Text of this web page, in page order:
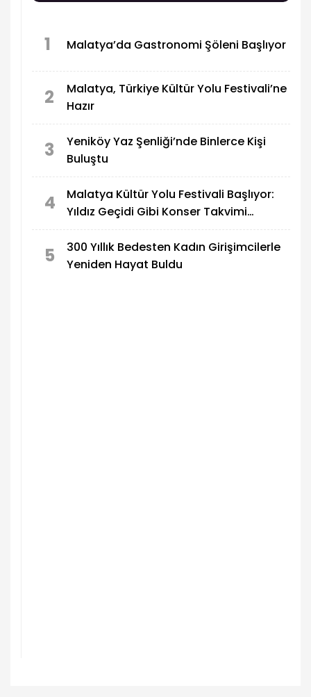
1 Malatya’da Gastronomi Şöleni Başlıyor
2
Malatya, Türkiye Kültür Yolu Festivali’ne
Hazır
3
Yeniköy Yaz Şenliği’nde Binlerce Kişi
Buluştu
4
Malatya Kültür Yolu Festivali Başlıyor:
Yıldız Geçidi Gibi Konser Takvimi
5
300 Yıllık Bedesten Kadın Girişimcilerle
Yeniden Hayat Buldu